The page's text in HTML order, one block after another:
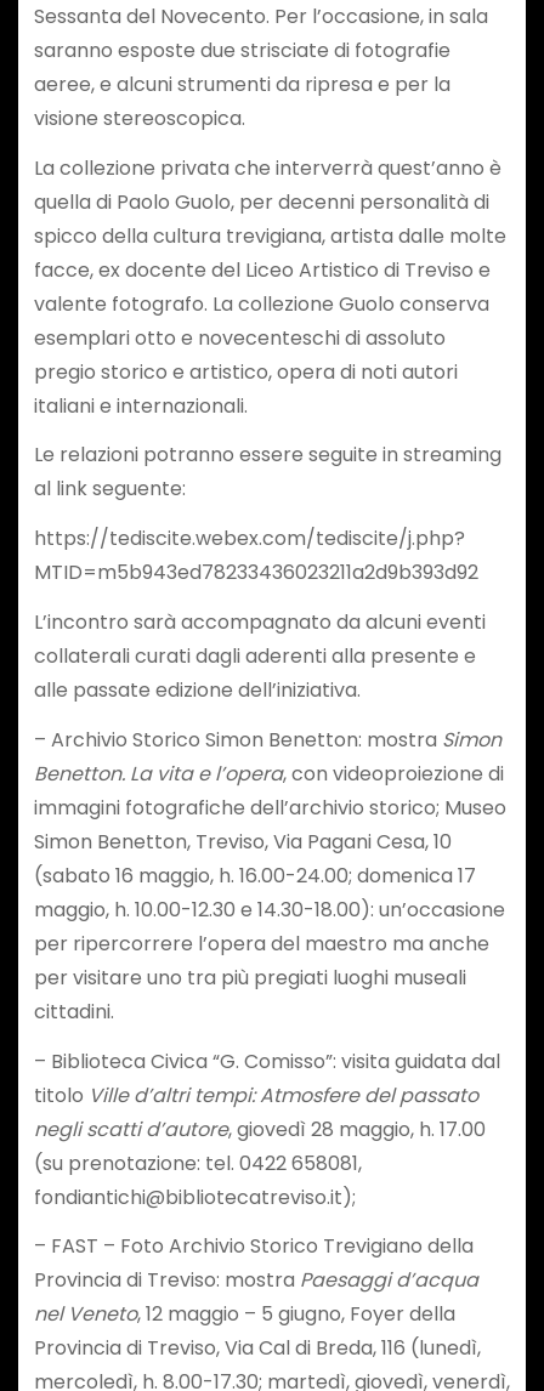
Sessanta del Novecento. Per l’occasione, in sala
saranno esposte due strisciate di fotografie
aeree, e alcuni strumenti da ripresa e per la
visione stereoscopica.
La collezione privata che interverrà quest’anno è
quella di Paolo Guolo, per decenni personalità di
spicco della cultura trevigiana, artista dalle molte
facce, ex docente del Liceo Artistico di Treviso e
valente fotografo. La collezione Guolo conserva
esemplari otto e novecenteschi di assoluto
pregio storico e artistico, opera di noti autori
italiani e internazionali.
Le relazioni potranno essere seguite in streaming
al link seguente:
https://tediscite.webex.com/tediscite/j.php?
MTID=m5b943ed78233436023211a2d9b393d92
L’incontro sarà accompagnato da alcuni eventi
collaterali curati dagli aderenti alla presente e
alle passate edizione dell’iniziativa.
– Archivio Storico Simon Benetton: mostra Simon
Benetton. La vita e l’opera, con videoproiezione di
immagini fotografiche dell’archivio storico; Museo
Simon Benetton, Treviso, Via Pagani Cesa, 10
(sabato 16 maggio, h. 16.00-24.00; domenica 17
maggio, h. 10.00-12.30 e 14.30-18.00): un’occasione
per ripercorrere l’opera del maestro ma anche
per visitare uno tra più pregiati luoghi museali
cittadini.
– Biblioteca Civica “G. Comisso”: visita guidata dal
titolo Ville d’altri tempi: Atmosfere del passato
negli scatti d’autore, giovedì 28 maggio, h. 17.00
(su prenotazione: tel. 0422 658081,
fondiantichi@bibliotecatreviso.it);
– FAST – Foto Archivio Storico Trevigiano della
Provincia di Treviso: mostra Paesaggi d’acqua
nel Veneto, 12 maggio – 5 giugno, Foyer della
Provincia di Treviso, Via Cal di Breda, 116 (lunedì,
mercoledì, h. 8.00-17.30; martedì, giovedì, venerdì,